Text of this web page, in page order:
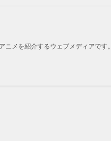
メを紹介するウェブメディアです。